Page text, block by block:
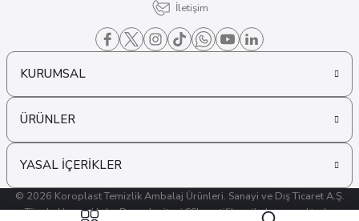
İletişim
KURUMSAL
ÜRÜNLER
YASAL İÇERİKLER
© 2026 Koroplast Temizlik Ambalaj Ürünleri. Sanayi ve Dış Ticaret A.Ş.
Tüm hakları saklıdır. Bu web sitesi SSL sertifikası ile korunmaktadır.